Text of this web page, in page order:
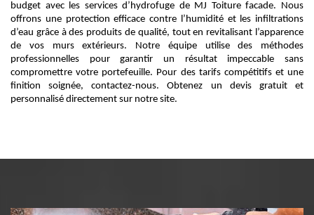
budget avec les services d’hydrofuge de MJ Toiture facade. Nous
offrons une protection efficace contre l’humidité et les infiltrations
d’eau grâce à des produits de qualité, tout en revitalisant l’apparence
de vos murs extérieurs. Notre équipe utilise des méthodes
professionnelles pour garantir un résultat impeccable sans
compromettre votre portefeuille. Pour des tarifs compétitifs et une
finition soignée, contactez-nous. Obtenez un devis gratuit et
personnalisé directement sur notre site.